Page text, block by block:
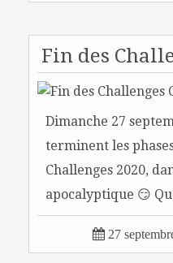
Dimanche 27
terminent les
Challenges 2020,
apocalyptique 😏
n'ont...
 27